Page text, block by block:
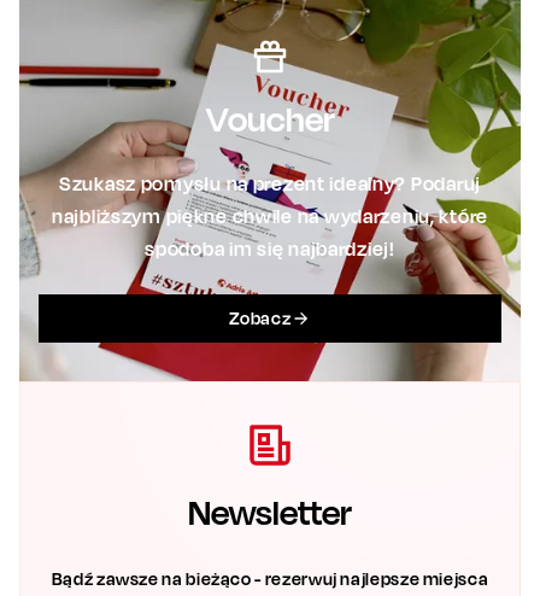
Voucher
Szukasz pomysłu na prezent idealny? Podaruj
najbliższym piękne chwile na wydarzeniu, które
spodoba im się najbardziej!
Zobacz
Newsletter
Bądź zawsze na bieżąco - rezerwuj najlepsze miejsca